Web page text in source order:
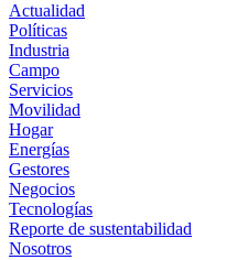
Actualidad
Políticas
Industria
Campo
Servicios
Movilidad
Hogar
Energías
Gestores
Negocios
Tecnologías
Reporte de sustentabilidad
Nosotros